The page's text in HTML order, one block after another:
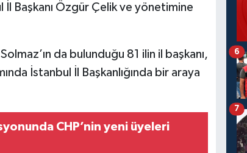
Başkanı Özgür Çelik ve yönetimine
da bulunduğu 81 ilin il başkanı,
İstanbul İl Başkanlığında bir araya
yeni üyeleri
6
7